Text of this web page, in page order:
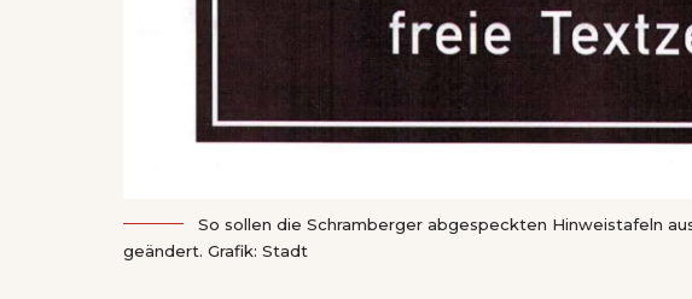
So sollen die Schramberger abgespeckten Hinweistafeln
geändert. Grafik: Stadt